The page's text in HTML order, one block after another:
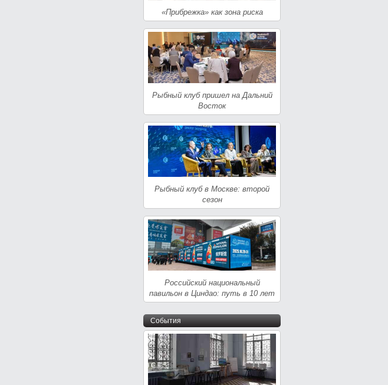
«Прибрежка» как зона риска
Рыбный клуб пришел на Дальний
Восток
Рыбный клуб в Москве: второй
сезон
Российский национальный
павильон в Циндао: путь в 10 лет
События